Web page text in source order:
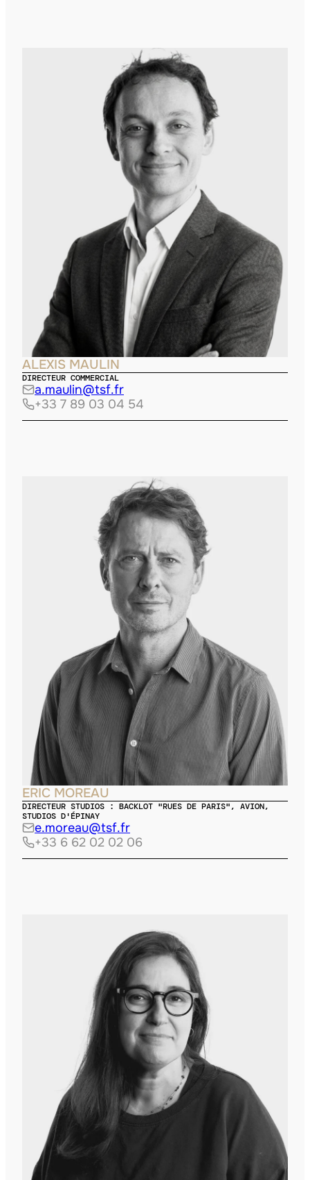
ALEXIS MAULIN
DIRECTEUR COMMERCIAL
a.maulin@tsf.fr
+33 7 89 03 04 54
ERIC MOREAU
DIRECTEUR STUDIOS : BACKLOT "RUES DE PARIS", AVION,
STUDIOS D'ÉPINAY
e.moreau@tsf.fr
+33 6 62 02 02 06